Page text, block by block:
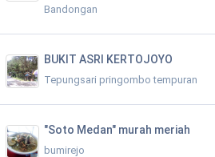
Bandongan
BUKIT ASRI KERTOJOYO
Tepungsari pringombo tempuran
"Soto Medan" murah meriah
bumirejo